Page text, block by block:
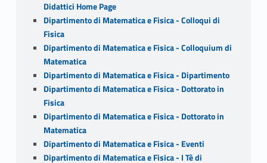
Didattici Home Page
Dipartimento di Matematica e Fisica - Colloqui di
Fisica
Dipartimento di Matematica e Fisica - Colloquium di
Matematica
Dipartimento di Matematica e Fisica - Dipartimento
Dipartimento di Matematica e Fisica - Dottorato in
Fisica
Dipartimento di Matematica e Fisica - Dottorato in
Matematica
Dipartimento di Matematica e Fisica - Eventi
Dipartimento di Matematica e Fisica - I Tè di